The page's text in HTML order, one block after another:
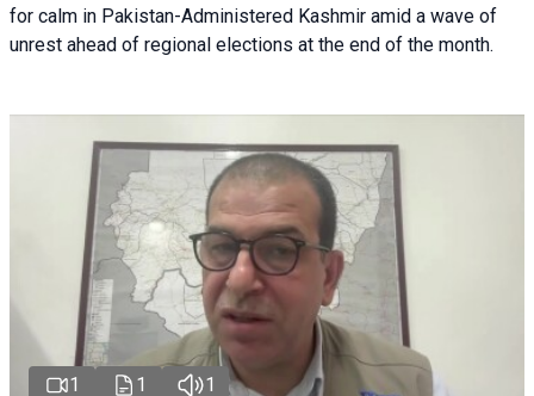
for calm in Pakistan-Administered Kashmir amid a wave of
unrest ahead of regional elections at the end of the month.
1 1 1